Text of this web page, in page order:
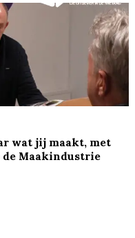
wat jij maakt, met
Maakindustrie